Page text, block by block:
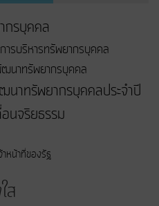
กรบุคคล
ารบริหารทรัพยากรบุคคล
นาทรัพยากรบุคคล
นาทรัพยากรบุคคลประจำปี
นจริยธรรม
าหน้าที่ของรัฐ
ส